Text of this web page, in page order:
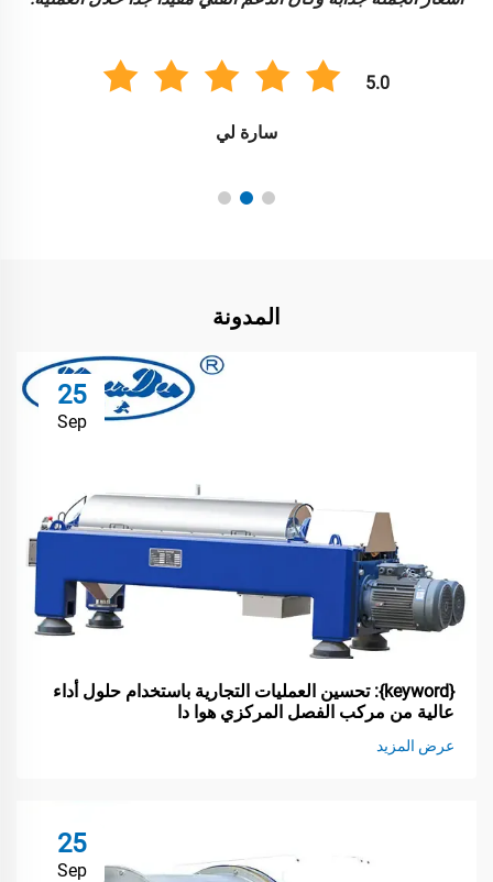
5.0
سارة لي
المدونة
25
Sep
{keyword}: تحسين العمليات التجارية باستخدام حلول أداء
عالية من مركب الفصل المركزي هوا دا
عرض المزيد
25
Sep